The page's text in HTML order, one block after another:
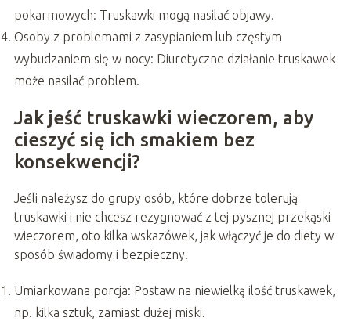
pokarmowych: Truskawki mogą nasilać objawy.
Osoby z problemami z zasypianiem lub częstym
wybudzaniem się w nocy: Diuretyczne działanie truskawek
może nasilać problem.
Jak jeść truskawki wieczorem, aby
cieszyć się ich smakiem bez
konsekwencji?
Jeśli należysz do grupy osób, które dobrze tolerują
truskawki i nie chcesz rezygnować z tej pysznej przekąski
wieczorem, oto kilka wskazówek, jak włączyć je do diety w
sposób świadomy i bezpieczny.
Umiarkowana porcja: Postaw na niewielką ilość truskawek,
np. kilka sztuk, zamiast dużej miski.